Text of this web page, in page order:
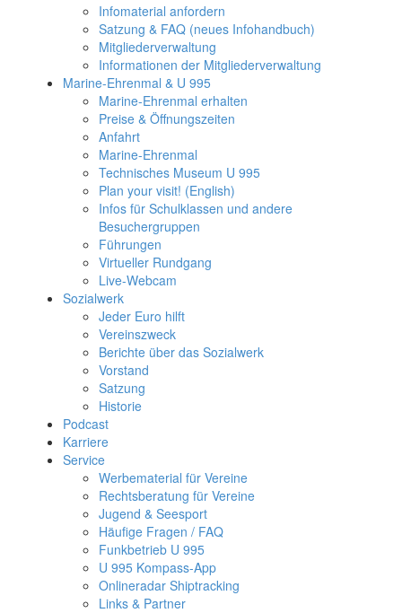
Infomaterial anfordern
Satzung & FAQ (neues Infohandbuch)
Mitgliederverwaltung
Informationen der Mitgliederverwaltung
Marine-Ehrenmal & U 995
Marine-Ehrenmal erhalten
Preise & Öffnungszeiten
Anfahrt
Marine-Ehrenmal
Technisches Museum U 995
Plan your visit! (English)
Infos für Schulklassen und andere
Besuchergruppen
Führungen
Virtueller Rundgang
Live-Webcam
Sozialwerk
Jeder Euro hilft
Vereinszweck
Berichte über das Sozialwerk
Vorstand
Satzung
Historie
Podcast
Karriere
Service
Werbematerial für Vereine
Rechtsberatung für Vereine
Jugend & Seesport
Häufige Fragen / FAQ
Funkbetrieb U 995
U 995 Kompass-App
Onlineradar Shiptracking
Links & Partner